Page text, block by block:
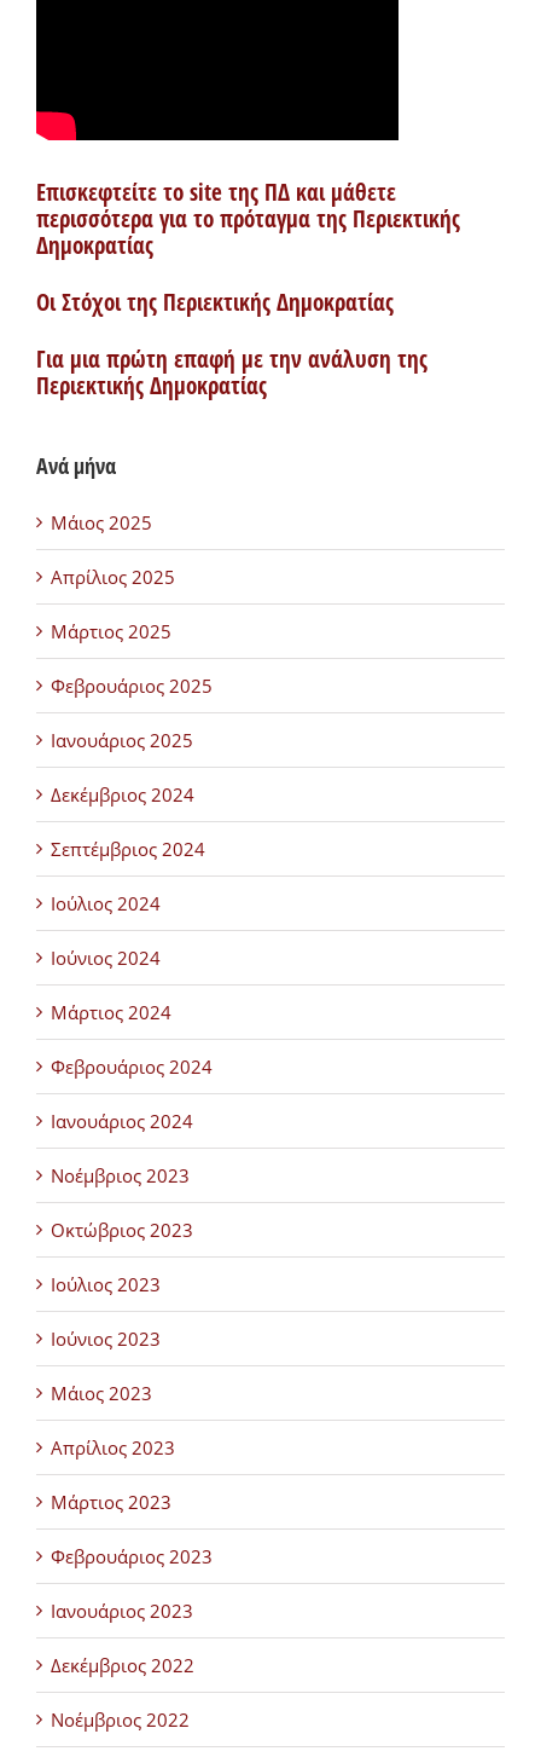
Επισκεφτείτε το site της ΠΔ και μάθετε
περισσότερα για το πρόταγμα της Περιεκτικής
Δημοκρατίας
Οι Στόχοι της Περιεκτικής Δημοκρατίας
Για μια πρώτη επαφή με την ανάλυση της
Περιεκτικής Δημοκρατίας
Ανά μήνα
Μάιος 2025
Απρίλιος 2025
Μάρτιος 2025
Φεβρουάριος 2025
Ιανουάριος 2025
Δεκέμβριος 2024
Σεπτέμβριος 2024
Ιούλιος 2024
Ιούνιος 2024
Μάρτιος 2024
Φεβρουάριος 2024
Ιανουάριος 2024
Νοέμβριος 2023
Οκτώβριος 2023
Ιούλιος 2023
Ιούνιος 2023
Μάιος 2023
Απρίλιος 2023
Μάρτιος 2023
Φεβρουάριος 2023
Ιανουάριος 2023
Δεκέμβριος 2022
Νοέμβριος 2022